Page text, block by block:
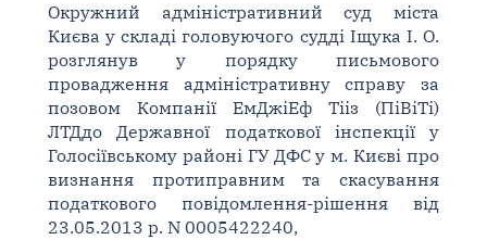
Окружний адміністративний суд міста
Києва у складі головуючого судді Іщука І. О.
розглянув у порядку письмового
провадження адміністративну справу за
позовом Компанії ЕмДжіЕф Тііз (ПіВіТі)
ЛТДдо Державної податкової інспекції у
Голосіївському районі ГУ ДФС у м. Києві про
визнання протиправним та скасування
податкового повідомлення-рішення від
23.05.2013 р. N 0005422240,